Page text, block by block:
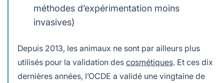
méthodes d’expérimentation moins
invasives)
Depuis 2013, les animaux ne sont par ailleurs plus
utilisés pour la validation des cosmétiques. Et ces dix
dernières années, l’OCDE a validé une vingtaine de